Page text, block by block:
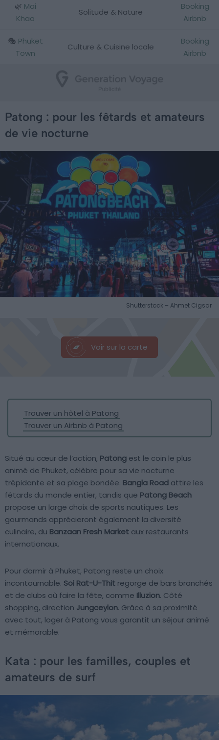
🌿 Mai
Khao
Solitude & Nature
Booking
Airbnb
🎭 Phuket
Town
Culture & Cuisine locale
Booking
Airbnb
Patong : pour les fêtards et amateurs
de vie nocturne
Shutterstock – Ahmet Cigsar
Voir sur la carte
Trouver un hôtel à Patong
Trouver un Airbnb à Patong
Situé au cœur de l’action, Patong est le coin le plus
animé de Phuket, célèbre pour sa vie nocturne
trépidante et sa plage bondée. Bangla Road attire les
fêtards du monde entier, tandis que Patong Beach
propose un large choix de sports nautiques. Les
gourmands apprécieront également la diversité
culinaire, du Banzaan Fresh Market aux restaurants
internationaux.
Pour dormir à Phuket, Patong reste un choix
incontournable. Soi Rat-U-Thit regorge de bars branchés
et de clubs où faire la fête, comme Illuzion. Côté
shopping, direction Jungceylon. Grâce à sa proximité
avec tout, loger à Patong vous garantit un séjour animé
et mémorable.
Kata : pour les familles, couples et
amateurs de surf